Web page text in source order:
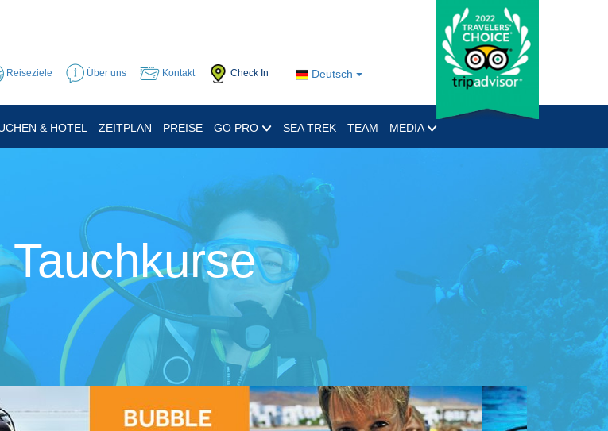
Deutsch
Reiseziele Über uns Kontakt Check In
& HOTEL ZEITPLAN PREISE GO PRO SEA TREK TEAM MEDIA
Tauchkurse